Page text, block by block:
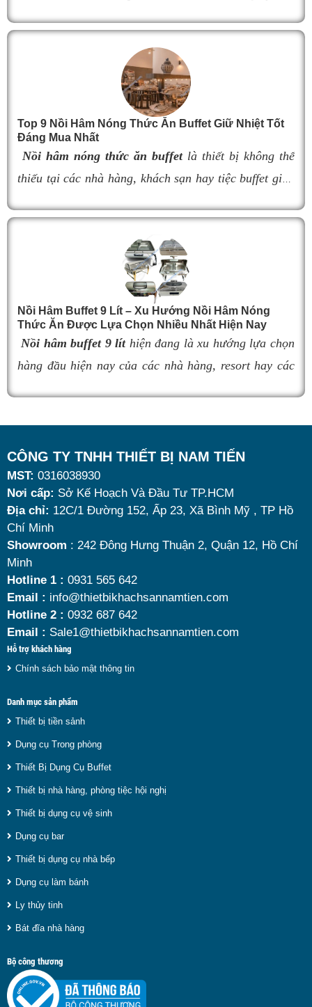
món ăn luôn nóng hổi, thơm ngon trong suốt thời gian
phục vụ, đèn hâm buffet còn góp phần nâng cao tính
thẩm mỹ và tạo nên sự sang trọng cho khu vực trưng
Tuy nhiên, việc lựa chọnđèn hâm buffet
thước không phù hợp có thể làm giảm hiệu quả giữ
nhiệt, ảnh hưởng đến khả năng bố trí không gian và
tính thẩm mỹ của quầy buffet. Trong bài viết này, hãy
cùng tìm hiểu kích thước 9 mẫu đèn hâm nóng thức
ăn buffet bán chạy nhất hiện nay để dễ dàng lựa chọn
gian lắp đặt.
Top 9 Nồi Hâm Nóng Thức Ăn Buffet Giữ Nhiệt Tốt
Đáng Mua Nhất
Nồi hâm nóng thức ăn buffet là thiết bị không thể
thiếu tại các nhà hàng, khách sạn hay tiệc buffet giúp
thực khách. Tuy nhiên, nếu lựa chọn nồi hâm kém
chất lượng, khả năng giữ nhiệt kém sẽ khiến thức ăn
nhanh nguội, làm giảm hương vị món ăn và ảnh
hưởng đến trải nghiệm khách hàng. Vì vậy, việc chọn
đúng sản phẩm giữ nhiệt tốt, bền đẹp và phù hợp nhu
cầu sử dụng là vô cùng quan trọng. Dưới đây là
Nồi Hâm Buffet 9 Lít – Xu Hướng Nồi Hâm Nóng
Thức Ăn Được Lựa Chọn Nhiều Nhất Hiện Nay
Nồi hâm buffet 9 líthiện đang là xu hướng lựa chọn
hàng đầu hiện nay của các nhà hàng, resort hay các
Tuy nhiên, giữa hàng loạt mẫu mã trên thị trường,
đâu là loại phù hợp nhất? Nên chọn nồi hâm buffet
dùng điện hay dùng cồn? Cùng tìm hiểu những tiêu
chí quan trọng giúp bạn chọn được mẫu
nóng thức ăn 9 lítchất lượng, bền đẹp và tối ưu chi
phí nhất hiện nay.
CÔNG TY TNHH THIẾT BỊ NAM TIẾN
MST: 0316038930
Nơi cấp: Sở Kế Hoạch Và Đầu Tư TP.HCM
Địa chỉ: 12C/1 Đường 152, Ấp 23, Xã Bình Mỹ , TP Hồ
Chí Minh
Showroom : 242 Đông Hưng Thuận 2, Quận 12, Hồ Chí
Minh
Hotline 1 : 0931 565 642
Email : info@thietbikhachsannamtien.com
Hotline 2 : 0932 687 642
Email : Sale1@thietbikhachsannamtien.com
Hỗ trợ khách hàng
Chính sách bảo mật thông tin
Danh mục sản phẩm
Thiết bị tiền sảnh
Dụng cụ Trong phòng
Thiết Bị Dụng Cụ Buffet
Thiết bị nhà hàng, phòng tiệc hội nghị
Thiết bị dụng cụ vệ sinh
Dụng cụ bar
Thiết bị dụng cụ nhà bếp
Dụng cụ làm bánh
Ly thủy tinh
Bát đĩa nhà hàng
Bộ công thương